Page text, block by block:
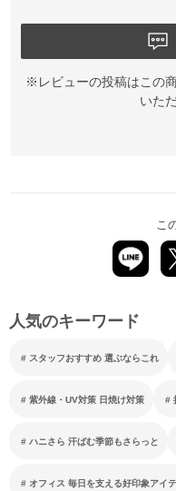
※レビューの投稿はこの
いた
こ
人気のキーワード
スタッフおすすめ 選ぶならこれ
紫外線・UV対策 日焼け対策
ハニさら 汗ばむ季節もさらっと
オフィス 毎日を支える好印象アイ